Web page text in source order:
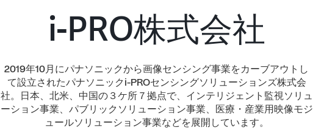
i-PRO株式会社
2019年10月にパナソニックから画像センシング事業をカーブアウトし
て設立されたパナソニックi-PROセンシングソリューションズ株式会
社。日本、北米、中国の３ケ所７拠点で、インテリジェント監視ソリュ
ーション事業、パブリックソリューション事業、医療・産業用映像モジ
ュールソリューション事業などを展開しています。